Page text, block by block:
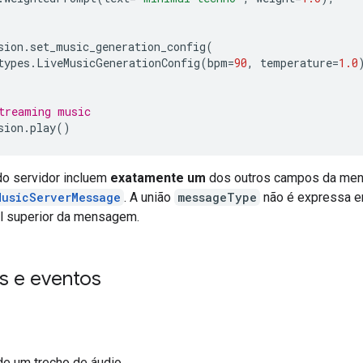
. set_music_generation_config(
. LiveMusicGenerationConfig(bpm=90, temperature=1.0
music
.play()
servidor incluem exatamente um dos outros campos da
. A união messageType não é expressa
superior da mensagem.
e eventos